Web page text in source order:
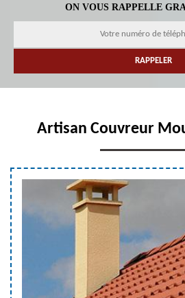
ON VOUS RAPPELLE
Artisan Couvreur